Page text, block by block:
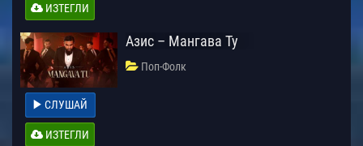
ИЗТЕГЛИ
Азис – Мангава Ту
Поп-Фолк
СЛУШАЙ
ИЗТЕГЛИ